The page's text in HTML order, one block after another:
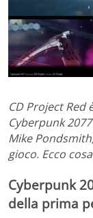
CD Project
Cyberpunk
Mike
gioco. Ecco
Cyberpunk
della prima